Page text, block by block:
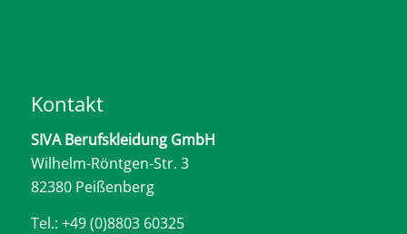
Kontakt
SIVA Berufskleidung GmbH
Wilhelm-Röntgen-Str. 3
82380 Peißenberg
Tel.: +49 (0)8803 60325